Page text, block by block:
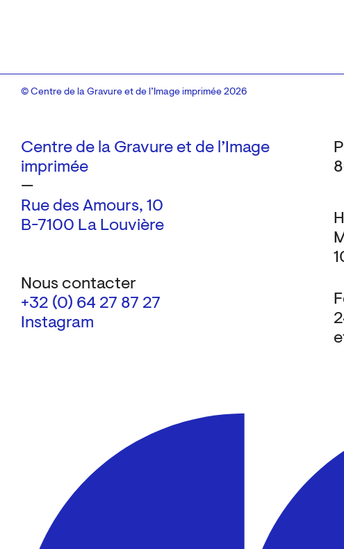
Centre de la Gravure et de l’Image
imprimée
—
Rue des Amours, 10
B-7100 La Louvière
Nous contacter
+32 (0) 64 27 87 27
Instagram
© Centre de la Gravure et de l’Image imprimée 2026